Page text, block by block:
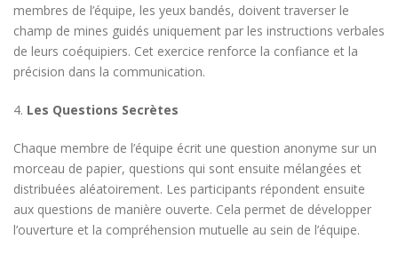
membres de l’équipe, les yeux bandés, doivent traverser le
champ de mines guidés uniquement par les instructions verbales
de leurs coéquipiers. Cet exercice renforce la confiance et la
précision dans la communication.
4. Les Questions Secrètes
Chaque membre de l’équipe écrit une question anonyme sur un
morceau de papier, questions qui sont ensuite mélangées et
distribuées aléatoirement. Les participants répondent ensuite
aux questions de manière ouverte. Cela permet de développer
l’ouverture et la compréhension mutuelle au sein de l’équipe.